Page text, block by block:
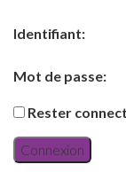
Identifiant:
Mot de passe:
Rester
Connexion